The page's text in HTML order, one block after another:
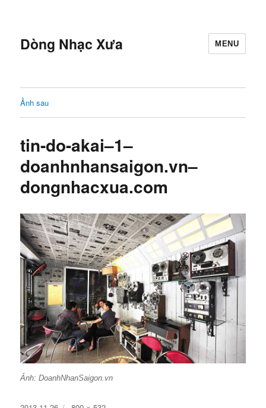
Dòng Nhạc Xưa MENU
Ảnh sau
tin-do-akai–1–
doanhnhansaigon.vn–
dongnhacxua.com
Ảnh: DoanhNhanSaigon.vn